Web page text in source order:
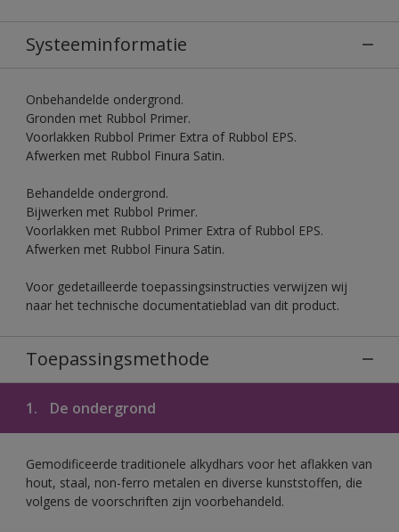
Systeeminformatie
Onbehandelde ondergrond.
Gronden met Rubbol Primer.
Voorlakken Rubbol Primer Extra of Rubbol EPS.
Afwerken met Rubbol Finura Satin.
Behandelde ondergrond.
Bijwerken met Rubbol Primer.
Voorlakken met Rubbol Primer Extra of Rubbol EPS.
Afwerken met Rubbol Finura Satin.
Voor gedetailleerde toepassingsinstructies verwijzen wij
naar het technische documentatieblad van dit product.
Toepassingsmethode
1. De ondergrond
Gemodificeerde traditionele alkydhars voor het aflakken van
hout, staal, non-ferro metalen en diverse kunststoffen, die
volgens de voorschriften zijn voorbehandeld.